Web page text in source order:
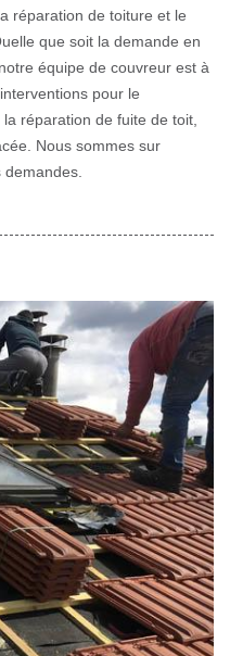
réparation de toiture et le
que soit la demande en
équipe de couvreur est à
pour le
réparation de fuite de toit,
Nous sommes sur